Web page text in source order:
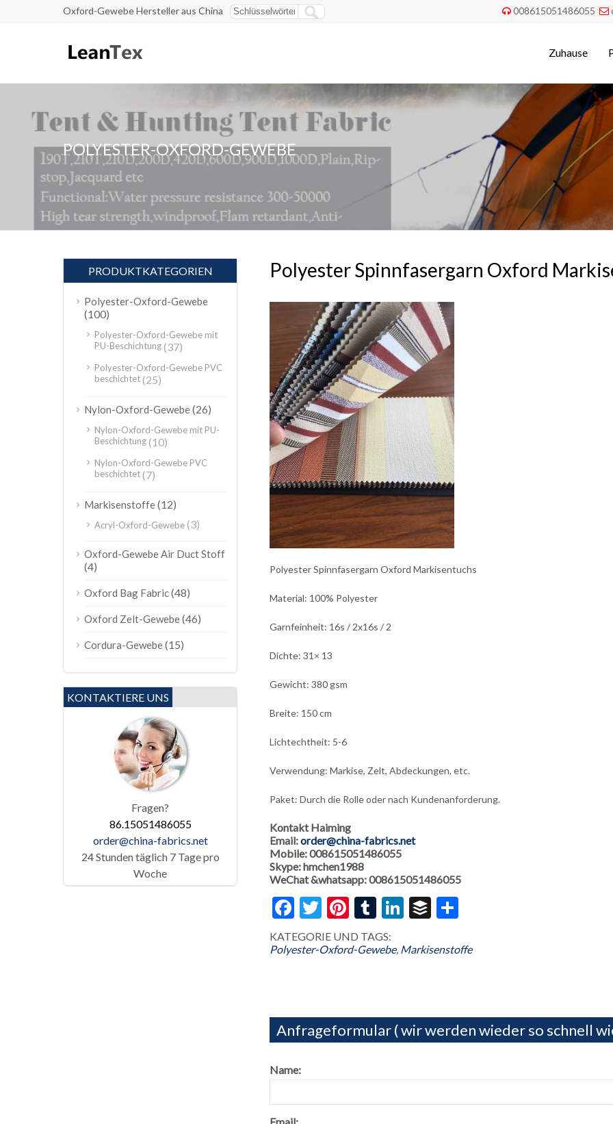
Oxford-Gewebe Hersteller aus China  008615051486055 
Zuhause
POLYESTER-OXFORD-GEWEBE
Polyester Spinnfasergarn Oxford
Polyester Spinnfasergarn Oxford Markisentuchs
Material: 100% Polyester
Garnfeinheit: 16s / 2x16s / 2
Dichte: 31× 13
Gewicht: 380 gsm
Breite: 150 cm
Lichtechtheit: 5-6
Verwendung: Markise, Zelt, Abdeckungen, etc.
Paket: Durch die Rolle oder nach Kundenanforderung.
Kontakt Haiming
Email:order@china-fabrics.net
Mobile: 008615051486055
Skype: hmchen1988
WeChat &whatsapp: 008615051486055
Facebook
Twitter
Pinterest
Tumblr
LinkedIn
Buffer
Share
KATEGORIE UND TAGS:
Polyester-Oxford-Gewebe, Markisenstoffe
Anfrageformular ( wir werden wieder so schnell
Name:
PRODUKTKATEGORIEN
Polyester-Oxford-Gewebe
(100)
Polyester-Oxford-Gewebe mit
PU-Beschichtung(37)
Polyester-Oxford-Gewebe PVC
beschichtet(25)
Nylon-Oxford-Gewebe(26)
Nylon-Oxford-Gewebe mit PU-
Beschichtung(10)
Nylon-Oxford-Gewebe PVC
beschichtet(7)
Markisenstoffe(12)
Acryl-Oxford-Gewebe(3)
Oxford-Gewebe Air Duct Stoff
(4)
Oxford Bag Fabric(48)
Oxford Zelt-Gewebe(46)
Cordura-Gewebe(15)
KONTAKTIERE UNS
Fragen?
86.15051486055
order@china-fabrics.net
24 Stunden täglich 7 Tage pro
Woche